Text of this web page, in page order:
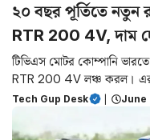
২০ বছর পূর্তিতে
RTR 200 4V, দাম
টিভিএস মোটর কোম্পানি
RTR 200 4V লঞ্চ করল।
Tech Gup Desk June